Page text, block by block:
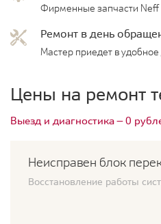
Фирменные запчасти Neff
Ремонт в день
Мастер приедет в
Цены на ремонт
Выезд и диагностика — 0
Неисправен блок
Восстановление работы